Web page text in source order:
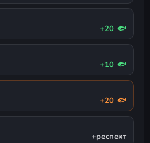
+20 🐟
+10 🐟
+20 🐟
+респект